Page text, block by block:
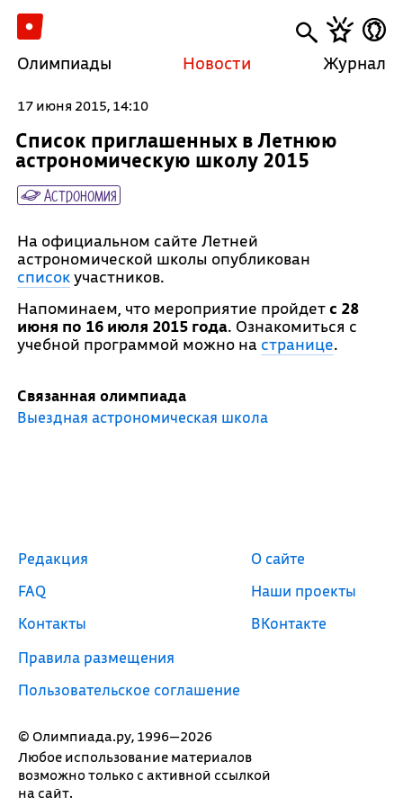
Олимпиады Новости Журнал
17 июня 2015, 14:10
Список приглашенных в Летнюю
астрономическую школу 2015
Астрономия
На официальном сайте Летней
астрономической школы опубликован
списокучастников.
Напоминаем, что мероприятие пройдетс 28
июня по 16 июля 2015 года. Ознакомиться с
учебной программой можно на странице.
Связанная олимпиада
Выездная астрономическая школа
© Олимпиада.ру, 1996—2026
Любое использование материалов
возможно только с активной ссылкой
на сайт.
Редакция
FAQ
Контакты
Правила размещения
Пользовательское соглашение
О сайте
Наши проекты
ВКонтакте